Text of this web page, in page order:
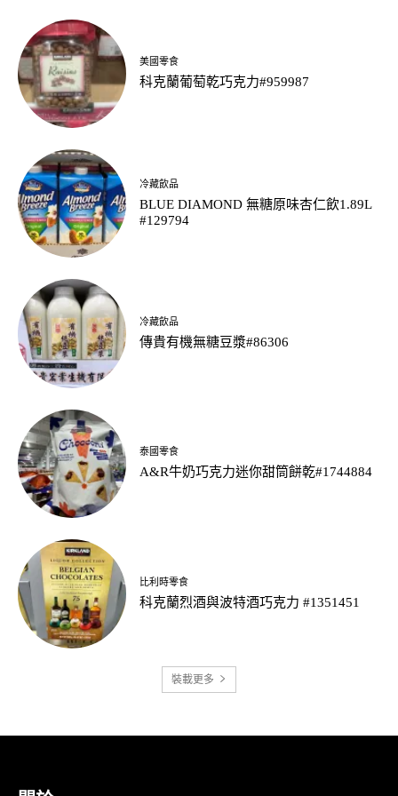
美國零食
科克蘭葡萄乾巧克力#959987
冷藏飲品
BLUE DIAMOND 無糖原味杏仁飲1.89L
#129794
冷藏飲品
傳貴有機無糖豆漿#86306
泰國零食
A&R牛奶巧克力迷你甜筒餅乾#1744884
比利時零食
科克蘭烈酒與波特酒巧克力 #1351451
裝載更多